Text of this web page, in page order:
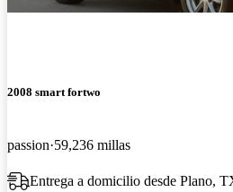
2008 smart fortwo
passion 59,236 millas
Entrega a domicilio desde Plano,